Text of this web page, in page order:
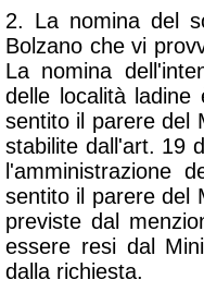
2. La nomina del
Bolzano che vi
La nomina
delle località
sentito il parere del
stabilite dall'art. 19
l'amministrazione
sentito il parere del
previste dal
essere resi dal
dalla richiesta.